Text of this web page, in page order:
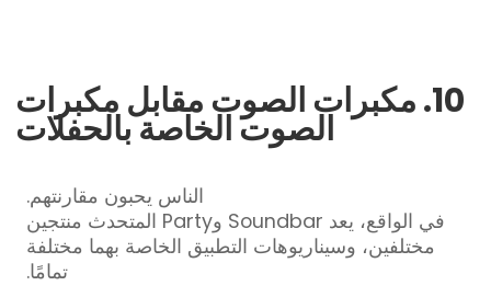
10. مكبرات الصوت مقابل مكبرات
الصوت الخاصة بالحفلات
الناس يحبون مقارنتهم.
في الواقع، يعد Soundbar وParty المتحدث منتجين
مختلفين، وسيناريوهات التطبيق الخاصة بهما مختلفة
تمامًا.